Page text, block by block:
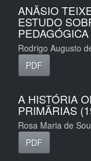
ANÃSIO
ESTUDO
Rodrigo Augusto
PDF
A HISTÓRIA
PRIMÃRIAS
Rosa Maria de
PDF